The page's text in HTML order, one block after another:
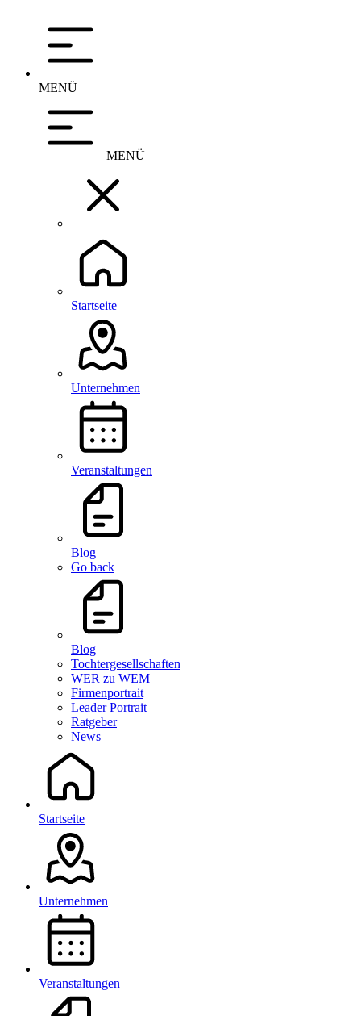
MENÜ
MENÜ
Startseite
Unternehmen
Veranstaltungen
Blog
Go back
Blog
Tochtergesellschaften
WER zu WEM
Firmenportrait
Leader Portrait
Ratgeber
News
Startseite
Unternehmen
Veranstaltungen